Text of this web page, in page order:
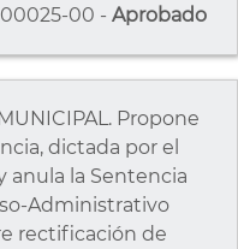
00 - Aprobado
Propone
dictada por el
anula la Sentencia
Administrativo
rectificación de